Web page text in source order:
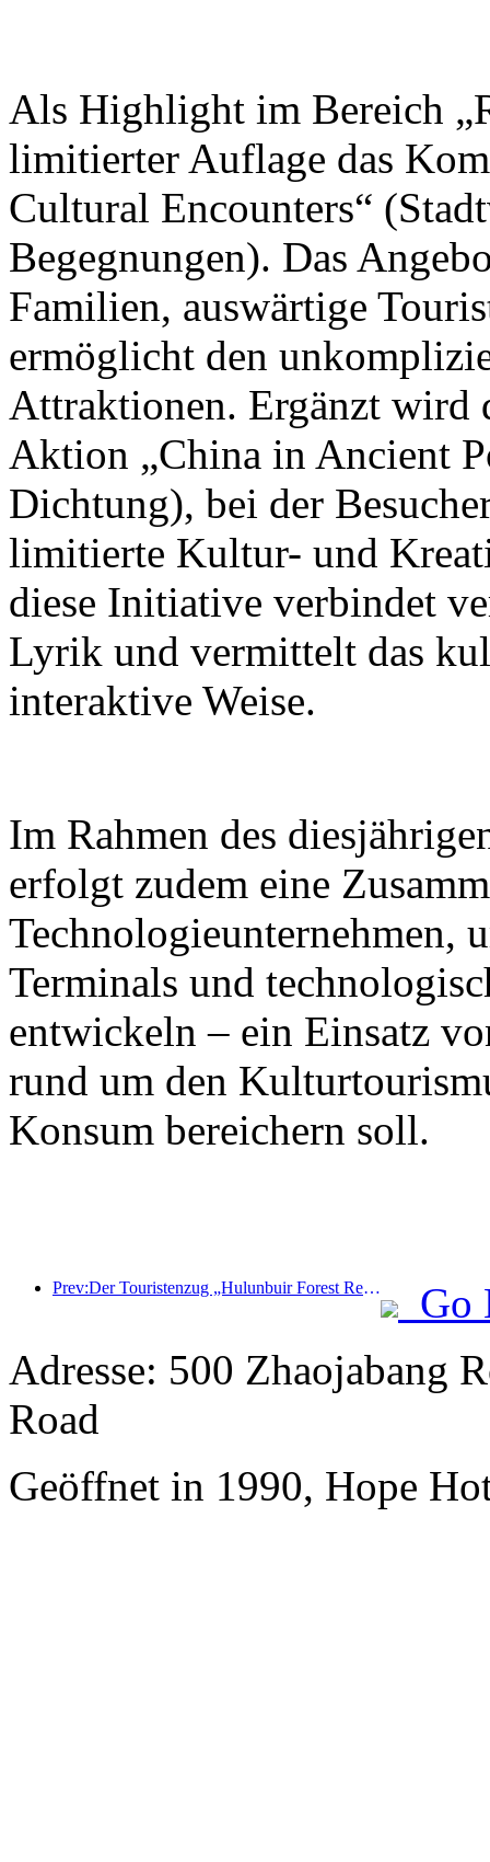
Als Highlight im Bereich
limitierter Auflage das
Cultural Encounters“
Begegnungen). Das
Familien, auswärtige
ermöglicht den
Attraktionen. Ergänzt wird
Aktion „China in Ancient
Dichtung), bei der
limitierte Kultur- und
diese Initiative verbindet
Lyrik und vermittelt das
interaktive Weise.
Im Rahmen des
erfolgt zudem eine
Technologieunternehmen,
Terminals und
entwickeln – ein Einsatz
rund um den
Konsum bereichern soll.
Prev:Der Touristenzug „Hulunbuir Forest Rendezvous - Daxinganling Express - Starlight Train - Tianyi Journey“ tritt seine Jungfernfahrt an.
Go
Adresse: 500 Zhaojabang
Road
Geöffnet in 1990, Hope